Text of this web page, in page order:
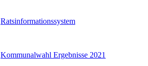
Ratsinformationssystem
Kommunalwahl Ergebnisse 2021